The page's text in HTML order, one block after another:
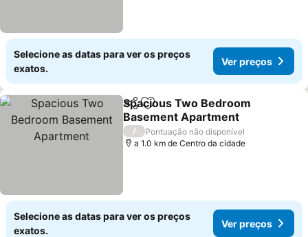
Selecione as datas para ver os preços
exatos.
Ver preços
PartilharAdicionar aos favoritos
Spacious Two Bedroom
Basement Apartment
/
Pontuação não disponível
a 1.0 km de Centro da cidade
Selecione as datas para ver os preços
exatos.
Ver preços